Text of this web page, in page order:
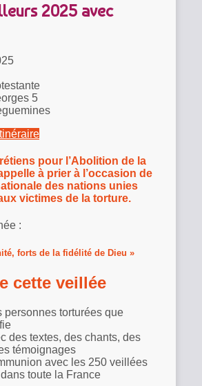
2025 avec
5
pour l’Abolition de la
à prier à l’occasion de
des nations unies
victimes de la torture.
:
forts de la fidélité de Dieu »
cette veillée
personnes torturées que
des textes, des chants, des
témoignages
avec les 250 veillées
toute la France